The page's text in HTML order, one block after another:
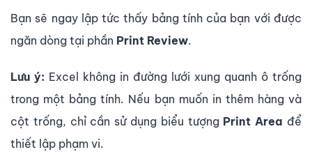
Bạn sẽ ngay lập tức thấy bảng tính của bạn với được
ngăn dòng tại phần Print Review.
Lưu ý: Excel không in đường lưới xung quanh ô trống
trong một bảng tính. Nếu bạn muốn in thêm hàng và
cột trống, chỉ cần sử dụng biểu tượng Print Area để
thiết lập phạm vi.